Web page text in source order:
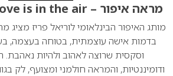
מראה איפור – Love is in the air – לוריאל פריז
מותג האיפור הבינלאומי לוריאל פריז מציג
בדמות אישה עוצמתית, בטוחה בעצמה,
וסקסית שרוצה לאהוב ולהיות נאהבת.
ודומיננטיות, והמראה חולמני ומצועף, לק